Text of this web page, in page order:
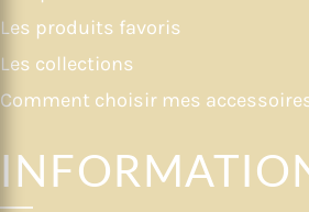
Les produits favoris
Les collections
Comment choisir mes